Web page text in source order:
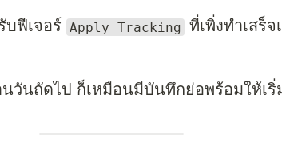
บฟีเจอร์ Apply Tracking ที่เพิ่งทำเสร็
วันถัดไป ก็เหมือนมีบันทึกย่อพร้อมให้เ